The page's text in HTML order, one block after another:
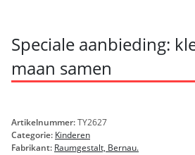
Speciale aanbieding:
maan samen
Artikelnummer:TY2627
Categorie: Kinderen
Fabrikant: Raumgestalt, Bernau.